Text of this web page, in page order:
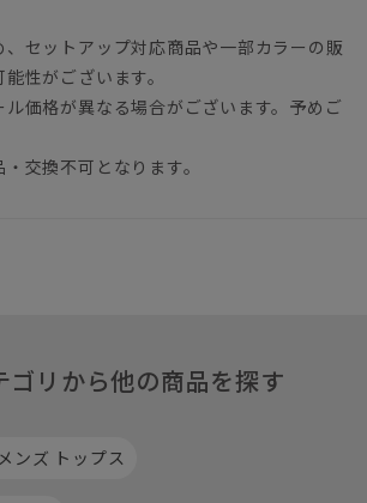
セットアップ対応商品や一部カラーの販
性がございます。
価格が異なる場合がございます。予めご
交換不可となります。
ゴリから他の商品を探す
メンズ トップス